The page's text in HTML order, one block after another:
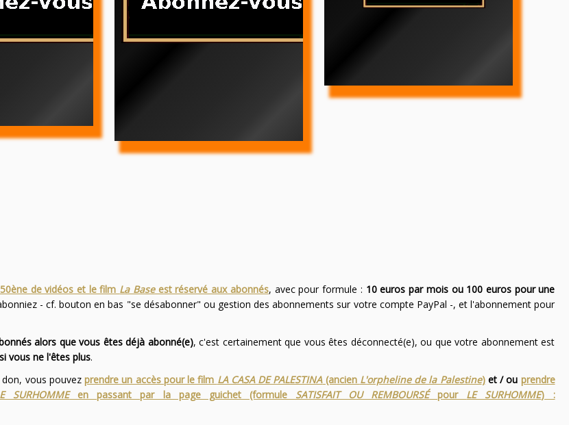
de vidéos et le film La Baseest réservé aux abonnés, avec pour formule : 10 euros par mois ou 100 euros pour une
- cf. bouton en bas "se désabonner" ou gestion des abonnements sur votre compte PayPal -, et l'abonnement pour
alors que vous êtes déjà abonné(e), c'est certainement que vous êtes déconnecté(e), ou que votre abonnement est
vous ne l'êtes plus.
don, vous pouvezprendre un accès pour le film LA CASA DE PALESTINA(ancien L'orpheline de la Palestine)et / ou prendre
SURHOMMEen passant par la page guichet (formule SATISFAIT OU REMBOURSÉpour LE SURHOMME) :